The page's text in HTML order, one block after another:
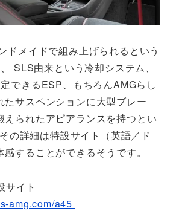
ドメイドで組み上げられるという
SLS由来という冷却システム、
できるESP、もちろんAMGらし
たサスペンションに大型ブレー
えられたアピアランスを持つとい
の詳細は特設サイト（英語／ド
することができるそうです。
サイト
amg.com/a45